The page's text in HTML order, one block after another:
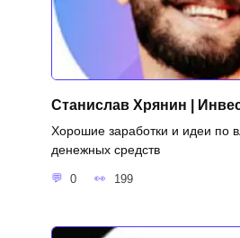
Станислав Хрянин |
Хорошие заработки и идеи по
денежных средств
0 199